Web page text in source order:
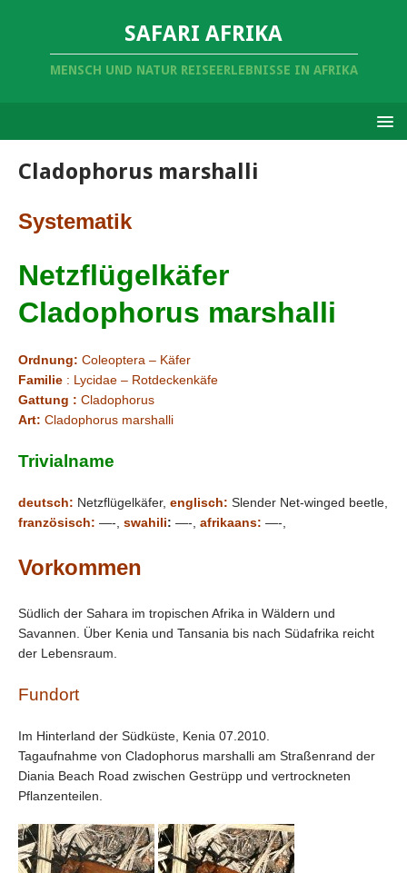
SAFARI AFRIKA
MENSCH UND NATUR REISEERLEBNISSE IN AFRIKA
Cladophorus marshalli
Systematik
Netzflügelkäfer
Cladophorus marshalli
Ordnung: Coleoptera – Käfer
Familie : Lycidae – Rotdeckenkäfe
Gattung : Cladophorus
Art: Cladophorus marshalli
Trivialname
deutsch: Netzflügelkäfer, englisch: Slender Net-winged beetle,
französisch: —-, swahili: —-, afrikaans: —-,
Vorkommen
Südlich der Sahara im tropischen Afrika in Wäldern und
Savannen. Über Kenia und Tansania bis nach Südafrika reicht
der Lebensraum.
Fundort
Im Hinterland der Südküste, Kenia 07.2010.
Tagaufnahme von Cladophorus marshalli am Straßenrand der
Diania Beach Road zwischen Gestrüpp und vertrockneten
Pflanzenteilen.